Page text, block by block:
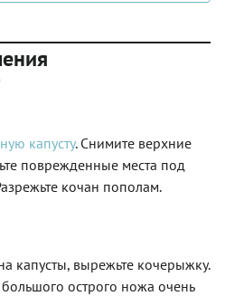
капусту. Снимите верхние
поврежденные места под
кочан пополам.
капусты, вырежьте кочерыжку.
острого ножа очень